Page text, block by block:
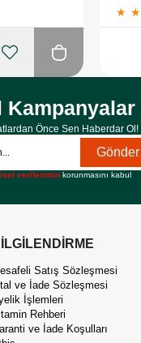
★ ★
Kampanyalar
Önce Sen Haberdar Ol!
Gönder
verilerimin korunmasını kabul
Satış Sözleşmesi
ve İade Sözleşmesi
İşlemleri
Rehberi
ve İade Koşulları